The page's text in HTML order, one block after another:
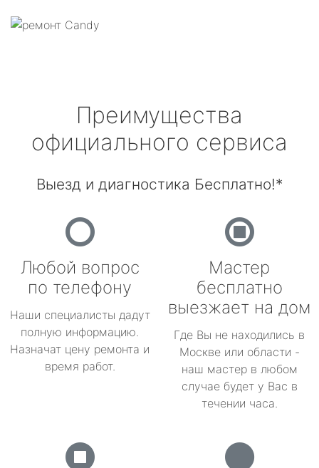
Преимущества
официального сервиса
Выезд и диагностика Бесплатно!*
Любой вопрос
по телефону
Наши специалисты дадут
полную информацию.
Назначат цену ремонта и
время работ.
Мастер
бесплатно
выезжает на дом
Где Вы не находились в
Москве или области -
наш мастер в любом
случае будет у Вас в
течении часа.